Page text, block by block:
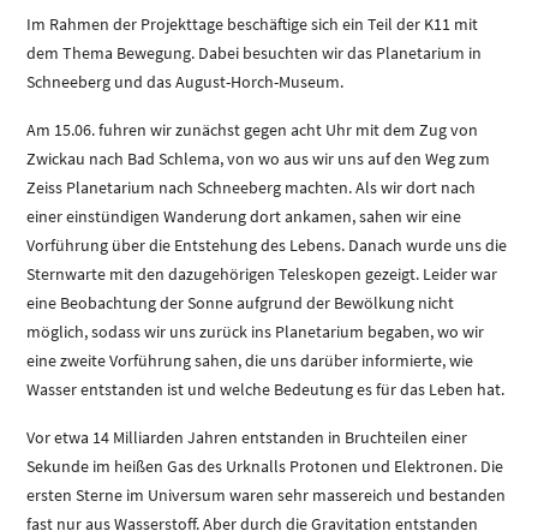
Im Rahmen der Projekttage beschäftige sich ein Teil der K11 mit
dem Thema Bewegung. Dabei besuchten wir das Planetarium in
Schneeberg und das August-Horch-Museum.
Am 15.06. fuhren wir zunächst gegen acht Uhr mit dem Zug von
Zwickau nach Bad Schlema, von wo aus wir uns auf den Weg zum
Zeiss Planetarium nach Schneeberg machten. Als wir dort nach
einer einstündigen Wanderung dort ankamen, sahen wir eine
Vorführung über die Entstehung des Lebens. Danach wurde uns die
Sternwarte mit den dazugehörigen Teleskopen gezeigt. Leider war
eine Beobachtung der Sonne aufgrund der Bewölkung nicht
möglich, sodass wir uns zurück ins Planetarium begaben, wo wir
eine zweite Vorführung sahen, die uns darüber informierte, wie
Wasser entstanden ist und welche Bedeutung es für das Leben hat.
Vor etwa 14 Milliarden Jahren entstanden in Bruchteilen einer
Sekunde im heißen Gas des Urknalls Protonen und Elektronen. Die
ersten Sterne im Universum waren sehr massereich und bestanden
fast nur aus Wasserstoff. Aber durch die Gravitation entstanden